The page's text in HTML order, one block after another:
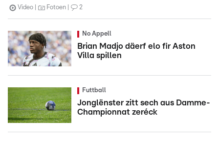
Video Fotoen 2
No Appell
Brian Madjo däerf elo fir Aston
Villa spillen
Futtball
Jonglënster zitt sech aus Damme-
Championnat zeréck